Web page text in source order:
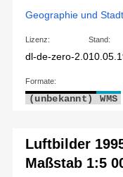
Geographie und
Lizenz:
dl-de-zero-2.0
Stand:
Formate:
(unbekannt) WMS
Luftbilder
Maßstab 1:5